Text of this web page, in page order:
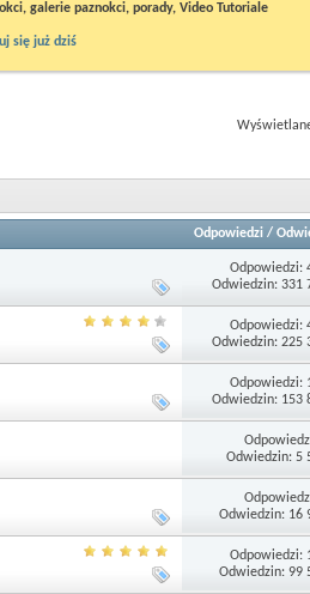
galerie paznokci, porady, Video Tutoriale
się już dziś
Odpowiedzi/
Odpowiedzi:
Odwiedzin: 331
Odpowiedzi:
Odwiedzin: 225
Odpowiedzi:
Odwiedzin: 153
Odwiedzin: 5
Odwiedzin: 16
Odpowiedzi:
Odwiedzin: 99